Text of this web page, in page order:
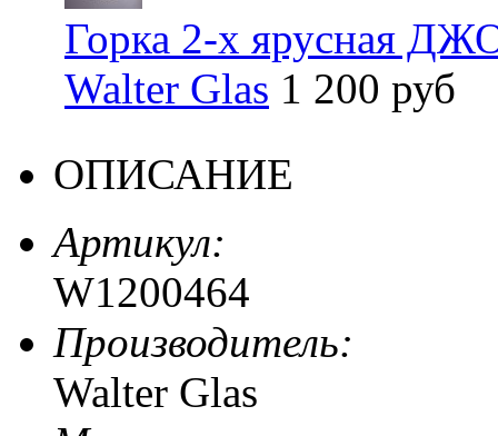
Горка 2-х ярусная
Walter Glas 1 200 руб
ОПИСАНИЕ
Артикул:
W1200464
Производитель:
Walter Glas